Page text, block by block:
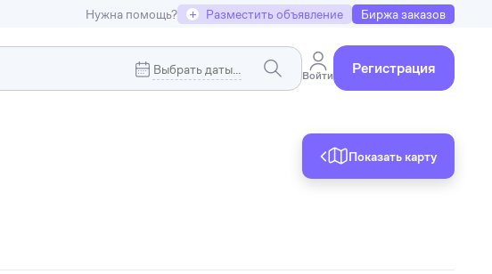
Нужна помощь? + Разместить объявление Биржа заказов
Войти Регистрация
Коммерческая недвижимость
Показать карту